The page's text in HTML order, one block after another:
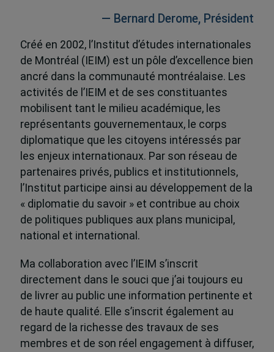
— Bernard Derome, Président
Créé en 2002, l’Institut d’études internationales
de Montréal (IEIM) est un pôle d’excellence bien
ancré dans la communauté montréalaise. Les
activités de l’IEIM et de ses constituantes
mobilisent tant le milieu académique, les
représentants gouvernementaux, le corps
diplomatique que les citoyens intéressés par
les enjeux internationaux. Par son réseau de
partenaires privés, publics et institutionnels,
l’Institut participe ainsi au développement de la
« diplomatie du savoir » et contribue au choix
de politiques publiques aux plans municipal,
national et international.
Ma collaboration avec l’IEIM s’inscrit
directement dans le souci que j’ai toujours eu
de livrer au public une information pertinente et
de haute qualité. Elle s’inscrit également au
regard de la richesse des travaux de ses
membres et de son réel engagement à diffuser,